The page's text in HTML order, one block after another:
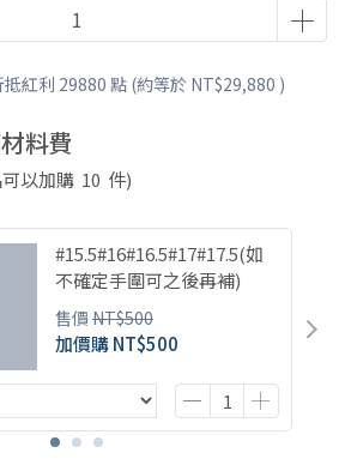
抵紅利 29880 點 (約等於 NT$29,880 )
料費
以加購 10 件)
#15.5#16#16.5#17#17.5(如
不確定手圍可之後再補)
售價 NT$500
加價購NT$500